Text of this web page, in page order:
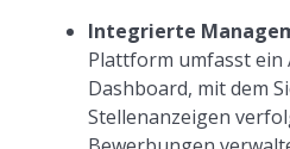
Integrierte
Plattform umfasst ein
Dashboard, mit dem
Stellenanzeigen